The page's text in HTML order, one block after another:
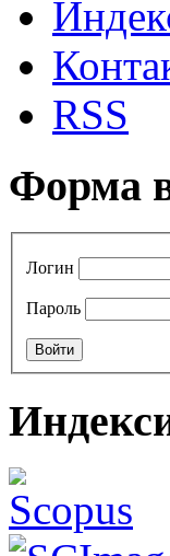
RSS
Форма
Логин
Пароль